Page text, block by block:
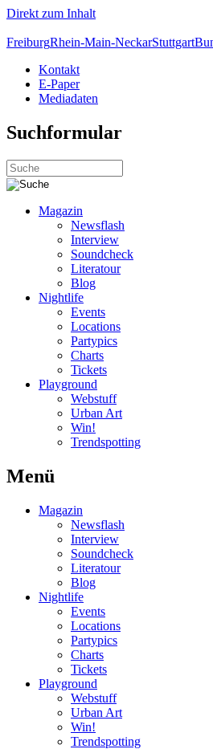
Direkt zum Inhalt
FreiburgRhein-Main-NeckarStuttgart
Kontakt
E-Paper
Mediadaten
Suchformular
Magazin
Newsflash
Interview
Soundcheck
Literatour
Blog
Nightlife
Events
Locations
Partypics
Charts
Tickets
Playground
Webstuff
Urban Art
Win!
Trendspotting
Menü
Magazin
Newsflash
Interview
Soundcheck
Literatour
Blog
Nightlife
Events
Locations
Partypics
Charts
Tickets
Playground
Webstuff
Urban Art
Win!
Trendspotting